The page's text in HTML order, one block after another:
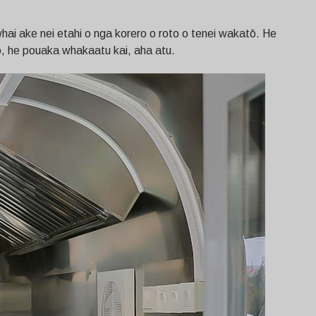
ake nei etahi o nga korero o roto o tenei wakatō. He
he pouaka whakaatu kai, aha atu.
Svenska